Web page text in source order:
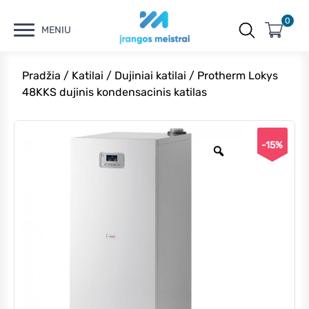
MENIU
0
Pradžia / Katilai / Dujiniai katilai / Protherm Lokys
48KKS dujinis kondensacinis katilas
-15%